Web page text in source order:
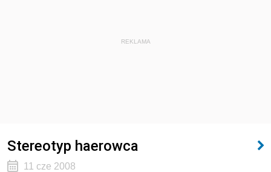
REKLAMA
Stereotyp haerowca
11 cze 2008